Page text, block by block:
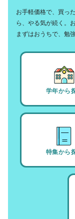
お手軽価格で、買っ
ら、やる気が続く。
まずはおうちで、勉
学年から
特集から